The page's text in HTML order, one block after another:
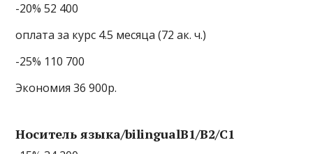
-20% 52 400
оплата за курс 4.5 месяца (72 ак. ч.)
-25% 110 700
Экономия 36 900р.
Носитель языка/bilingualB1/B2/C1